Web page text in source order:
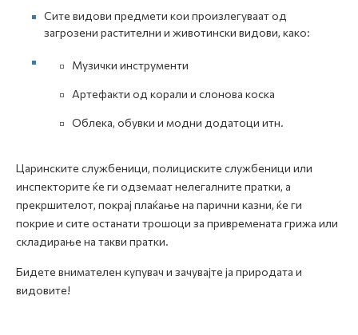
Сите видови предмети кои произлегуваат од
загрозени растителни и животински видови, како:
Музички инструменти
Артефакти од корали и слонова коска
Облека, обувки и модни додатоци итн.
Царинските службеници, полициските службеници или
инспекторите ќе ги одземаат нелегалните пратки, а
прекршителот, покрај плаќање на парични казни, ќе ги
покрие и сите останати трошоци за привремената грижа или
складирање на такви пратки.
Бидете внимателен купувач и зачувајте ја природата и
видовите!